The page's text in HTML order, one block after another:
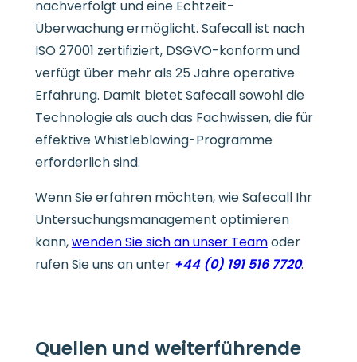
nachverfolgt und eine Echtzeit-
Überwachung ermöglicht. Safecall ist nach
ISO 27001 zertifiziert, DSGVO-konform und
verfügt über mehr als 25 Jahre operative
Erfahrung. Damit bietet Safecall sowohl die
Technologie als auch das Fachwissen, die für
effektive Whistleblowing-Programme
erforderlich sind.
Wenn Sie erfahren möchten, wie Safecall Ihr
Untersuchungsmanagement optimieren
kann,wenden Sie sich an unser Teamoder
rufen Sie uns an unter +44 (0) 191 516 7720.
Quellen und weiterführende